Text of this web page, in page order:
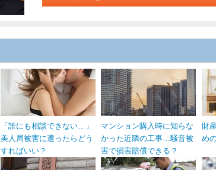
「誰にも相談できない…」
美人局被害に遭ったらどう
すればいい？
マンション購入時に知らな
かった近隣の工事…騒音被
害で損害賠償できる？
財
め